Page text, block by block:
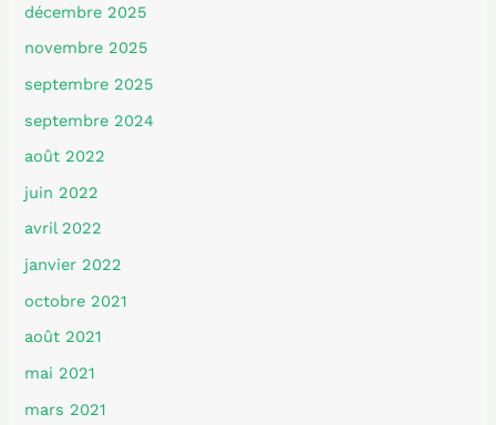
décembre 2025
novembre 2025
septembre 2025
septembre 2024
août 2022
juin 2022
avril 2022
janvier 2022
octobre 2021
août 2021
mai 2021
mars 2021